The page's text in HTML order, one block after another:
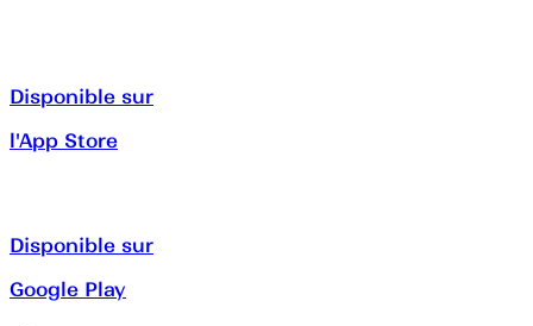
Disponible sur
l'App Store
Disponible sur
Google Play